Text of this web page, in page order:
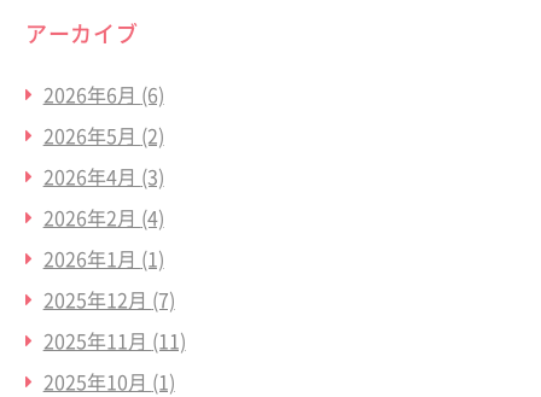
アーカイブ
2026年6月 (6)
2026年5月 (2)
2026年4月 (3)
2026年2月 (4)
2026年1月 (1)
2025年12月 (7)
2025年11月 (11)
2025年10月 (1)